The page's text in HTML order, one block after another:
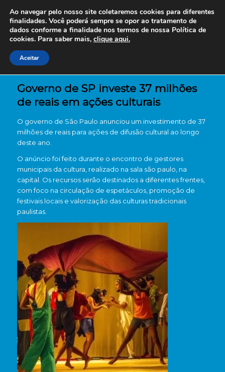
Governo de SP investe 37 milhões
de reais em ações culturais
O governo de São Paulo anunciou um investimento de 37
milhões de reais para ações de difusão cultural ao longo
deste ano.
O anúncio foi feito durante o encontro de gestores
municipais da cultura, realizado na sala são paulo, na
capital. Os recursos serão destinados a diferentes frentes,
com foco na circulação de espetáculos, promoção de
festivais locais e valorização das culturas tradicionais
paulistas.
Ao navegar pelo nosso site coletaremos cookies para diferentes
finalidades. Você poderá sempre se opor ao tratamento de
dados conforme a finalidade nos termos de nossa Política de
cookies. Para saber mais, clique aqui.
Aceitar